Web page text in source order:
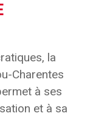
la
Charentes
à ses
et à sa